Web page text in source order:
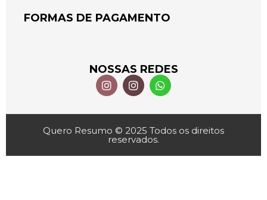
FORMAS DE PAGAMENTO
NOSSAS REDES
Quero Resumo © 2025 Todos os direitos
reservados.